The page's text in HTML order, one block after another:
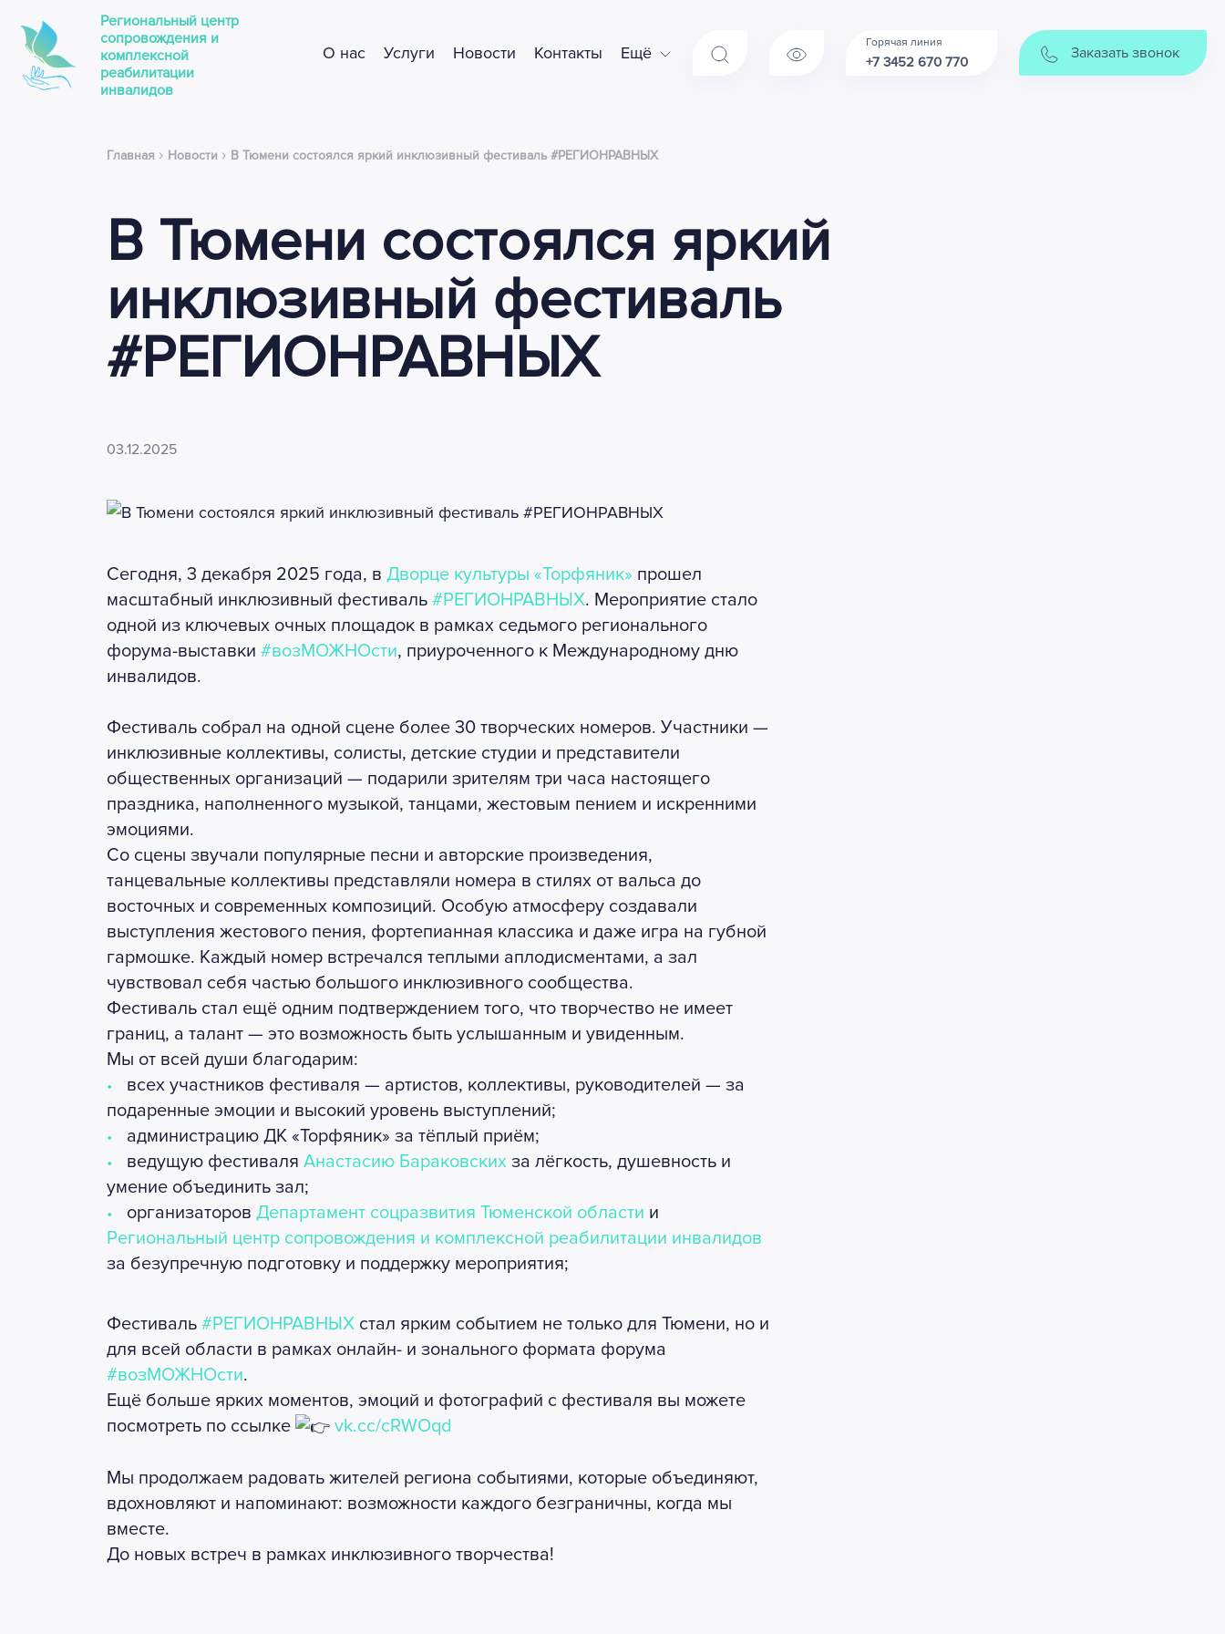
Региональный центр
сопровождения и
комплексной
реабилитации
инвалидов
О нас Услуги Новости Контакты Ещё
Горячая линия
+7 3452 670 770 Заказать звонок
Главная › Новости › В Тюмени состоялся яркий инклюзивный фестиваль #РЕГИОНРАВНЫХ
В Тюмени состоялся яркий
инклюзивный фестиваль
#РЕГИОНРАВНЫХ
03.12.2025
Сегодня, 3 декабря 2025 года, в Дворце культуры «Торфяник» прошел
масштабный инклюзивный фестиваль #РЕГИОНРАВНЫХ. Мероприятие стало
одной из ключевых очных площадок в рамках седьмого регионального
форума-выставки #возМОЖНОсти, приуроченного к Международному дню
инвалидов.
Фестиваль собрал на одной сцене более 30 творческих номеров. Участники —
инклюзивные коллективы, солисты, детские студии и представители
общественных организаций — подарили зрителям три часа настоящего
праздника, наполненного музыкой, танцами, жестовым пением и искренними
эмоциями.
Со сцены звучали популярные песни и авторские произведения,
танцевальные коллективы представляли номера в стилях от вальса до
восточных и современных композиций. Особую атмосферу создавали
выступления жестового пения, фортепианная классика и даже игра на губной
гармошке. Каждый номер встречался теплыми аплодисментами, а зал
чувствовал себя частью большого инклюзивного сообщества.
Фестиваль стал ещё одним подтверждением того, что творчество не имеет
границ, а талант — это возможность быть услышанным и увиденным.
Мы от всей души благодарим:
всех участников фестиваля — артистов, коллективы, руководителей — за
подаренные эмоции и высокий уровень выступлений;
администрацию ДК «Торфяник» за тёплый приём;
ведущую фестиваля Анастасию Бараковских за лёгкость, душевность и
умение объединить зал;
организаторов Департамент соцразвития Тюменской области и
Региональный центр сопровождения и комплексной реабилитации инвалидов
за безупречную подготовку и поддержку мероприятия;
Фестиваль #РЕГИОНРАВНЫХ стал ярким событием не только для Тюмени, но и
для всей области в рамках онлайн- и зонального формата форума
#возМОЖНОсти.
Ещё больше ярких моментов, эмоций и фотографий с фестиваля вы можете
посмотреть по ссылке
vk.cc/cRWOqd
Мы продолжаем радовать жителей региона событиями, которые объединяют,
вдохновляют и напоминают: возможности каждого безграничны, когда мы
вместе.
До новых встреч в рамках инклюзивного творчества!